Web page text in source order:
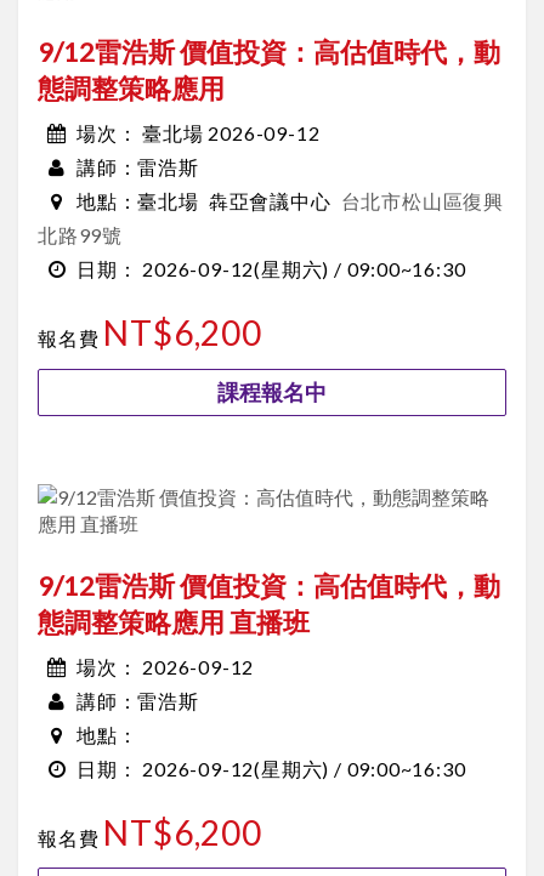
9/12雷浩斯 價值投資：高估值時代，動
態調整策略應用
場次： 臺北場 2026-09-12
講師：雷浩斯
地點：臺北場 犇亞會議中心 台北市松山區復興
北路99號
日期： 2026-09-12(星期六) / 09:00~16:30
報名費 NT$6,200
課程報名中
9/12雷浩斯 價值投資：高估值時代，動
態調整策略應用 直播班
場次： 2026-09-12
講師：雷浩斯
地點：
日期：
2026-09-12(星期六) / 09:00~16:30
報名費 NT$6,200